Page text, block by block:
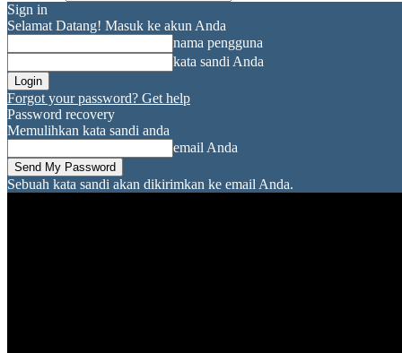
Sign in
Selamat Datang! Masuk ke akun Anda
nama pengguna
kata sandi Anda
Forgot your password? Get help
Password recovery
Memulihkan kata sandi anda
email Anda
Sebuah kata sandi akan dikirimkan ke email Anda.